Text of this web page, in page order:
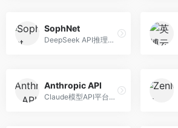
SophNet
DeepSeek API推理平台，专注于DeepSeek模型服务。面向开发者，提供DeepSeek模型API、高性能推理、低成本服务，推理效率高。
Anthropic API
Claude模型API平台，专注于安全可靠的AI服务。面向开发者，提供Claude系列模型API、安全特性、企业级服务等，API质量高。